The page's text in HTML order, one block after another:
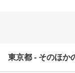
東京都 - そのほか